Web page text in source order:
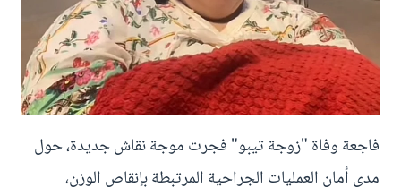
فاجعة وفاة "زوجة تيبو" فجرت موجة نقاش جديدة، حول
مدى أمان العمليات الجراحية المرتبطة بإنقاص الوزن،